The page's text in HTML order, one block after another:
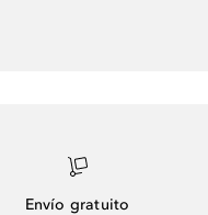
Envío gratuito